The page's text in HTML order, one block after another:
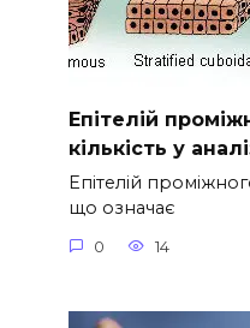
Епітелій
кількість у
Епітелій
що означає
0 14